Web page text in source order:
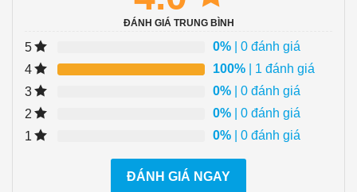
ĐÁNH GIÁ TRUNG BÌNH
5 0% | 0 đánh giá
4
100% | 1 đánh giá
3
0% | 0 đánh giá
2
0% | 0 đánh giá
1
0% | 0 đánh giá
ĐÁNH GIÁ NGAY